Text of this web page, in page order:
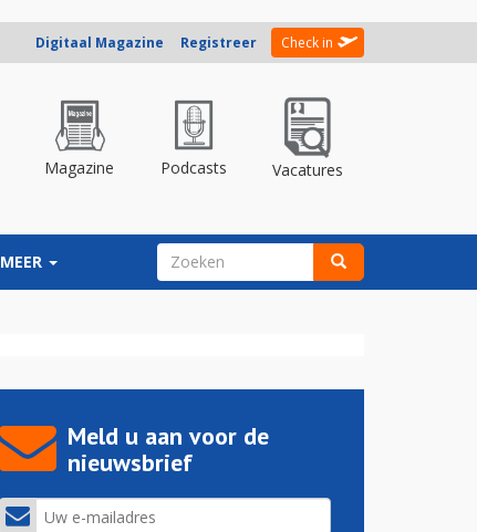
Digitaal Magazine Registreer Check in
Magazine Podcasts Vacatures
MEER ZOEKVELD
Meld u aan voor de
nieuwsbrief